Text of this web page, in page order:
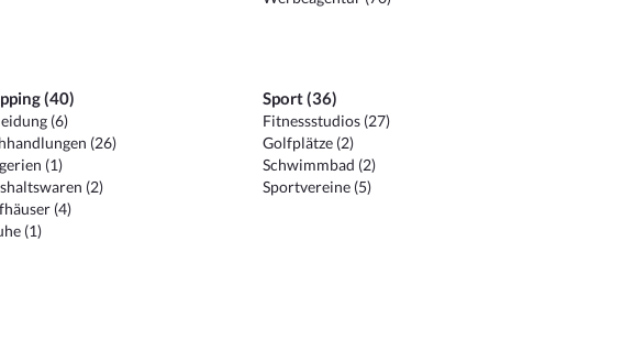
(40)
(6)
(26)
(1)
(2)
(4)
(1)
Sport (36)
Fitnessstudios (27)
Golfplätze (2)
Schwimmbad (2)
Sportvereine (5)